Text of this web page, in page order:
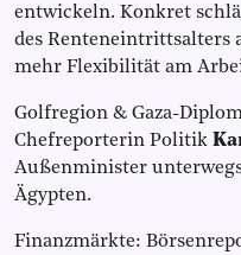
entwickeln. Konkret
des Renteneintrittsalters
mehr Flexibilität am
Golfregion & Gaza-
Chefreporterin Politik
Außenminister
Ägypten.
Finanzmärkte: